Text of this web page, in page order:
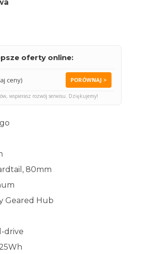
oferty online:
ceny) PORÓWNAJ >
wspierasz rozwój serwisu. Dziękujemy!
80mm
Geared Hub
drive